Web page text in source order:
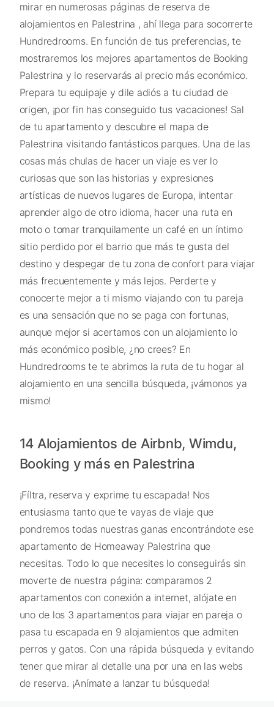
mirar en numerosas páginas de reserva de
alojamientos en Palestrina , ahí llega para socorrerte
Hundredrooms. En función de tus preferencias, te
mostraremos los mejores apartamentos de Booking
Palestrina y lo reservarás al precio más económico.
Prepara tu equipaje y dile adiós a tu ciudad de
origen, ¡por fin has conseguido tus vacaciones! Sal
de tu apartamento y descubre el mapa de
Palestrina visitando fantásticos parques. Una de las
cosas más chulas de hacer un viaje es ver lo
curiosas que son las historias y expresiones
artísticas de nuevos lugares de Europa, intentar
aprender algo de otro idioma, hacer una ruta en
moto o tomar tranquilamente un café en un íntimo
sitio perdido por el barrio que más te gusta del
destino y despegar de tu zona de confort para viajar
más frecuentemente y más lejos. Perderte y
conocerte mejor a ti mismo viajando con tu pareja
es una sensación que no se paga con fortunas,
aunque mejor si acertamos con un alojamiento lo
más económico posible, ¿no crees? En
Hundredrooms te te abrimos la ruta de tu hogar al
alojamiento en una sencilla búsqueda, ¡vámonos ya
mismo!
14 Alojamientos de Airbnb, Wimdu,
Booking y más en Palestrina
¡Fíltra, reserva y exprime tu escapada! Nos
entusiasma tanto que te vayas de viaje que
pondremos todas nuestras ganas encontrándote ese
apartamento de Homeaway Palestrina que
necesitas. Todo lo que necesites lo conseguirás sin
moverte de nuestra página: comparamos 2
apartamentos con conexión a internet, alójate en
uno de los 3 apartamentos para viajar en pareja o
pasa tu escapada en 9 alojamientos que admiten
perros y gatos. Con una rápida búsqueda y evitando
tener que mirar al detalle una por una en las webs
de reserva. ¡Anímate a lanzar tu búsqueda!